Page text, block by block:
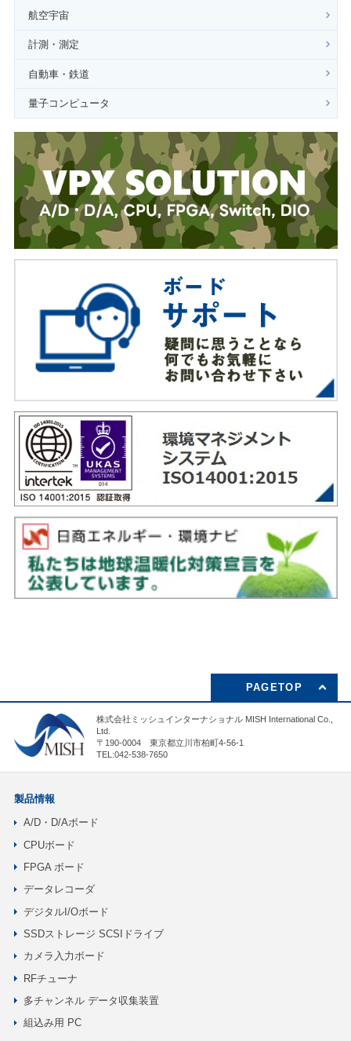
航空宇宙
計測・測定
自動車・鉄道
量子コンピュータ
PAGETOP
株式会社ミッシュインターナショナル MISH International Co.,
Ltd.
〒190-0004 東京都立川市柏町4-56-1
TEL:042-538-7650
製品情報
A/D・D/Aボード
CPUボード
FPGA ボード
データレコーダ
デジタルI/Oボード
SSDストレージ SCSIドライブ
カメラ入力ボード
RFチューナ
多チャンネル データ収集装置
組込み用 PC